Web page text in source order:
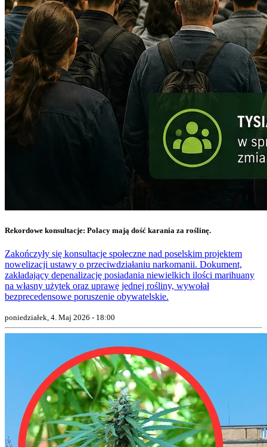
Rekordowe konsultacje: Polacy mają dość karania za roślinę.
Zakończyły się konsultacje społeczne nad poselskim projektem
nowelizacji ustawy o przeciwdziałaniu narkomanii. Dokument,
zakładający depenalizację posiadania niewielkich ilości marihuany
na własny użytek oraz uprawę jednej rośliny, wywołał
bezprecedensowe poruszenie obywatelskie.
poniedziałek, 4. Maj 2026 - 18:00